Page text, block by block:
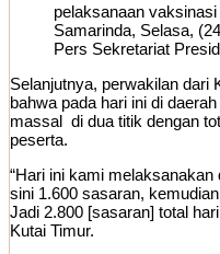
pelaksanaan
Samarinda, Selasa,
Pers Sekretariat
Selanjutnya, perwakilan dari
bahwa pada hari ini di
massal di dua titik dengan
peserta.
“Hari ini kami
sini 1.600 sasaran,
Jadi 2.800 [sasaran] total
Kutai Timur.